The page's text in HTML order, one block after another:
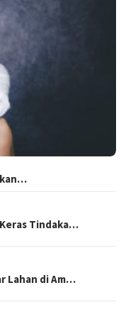
Keras Tindaka…
Lahan di Am…